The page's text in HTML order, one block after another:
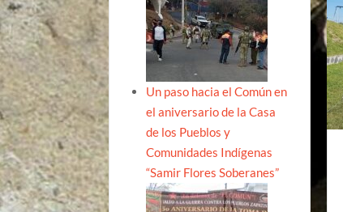
Un paso hacia el Común en
el aniversario de la Casa
de los Pueblos y
Comunidades Indígenas
“Samir Flores Soberanes”